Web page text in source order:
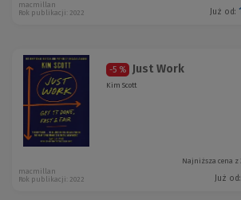
Już od:
macmillan
Rok publikacji: 2022
-5 % Just Work
Kim Scott
Najniższa cena z
Już od:
macmillan
Rok publikacji: 2022